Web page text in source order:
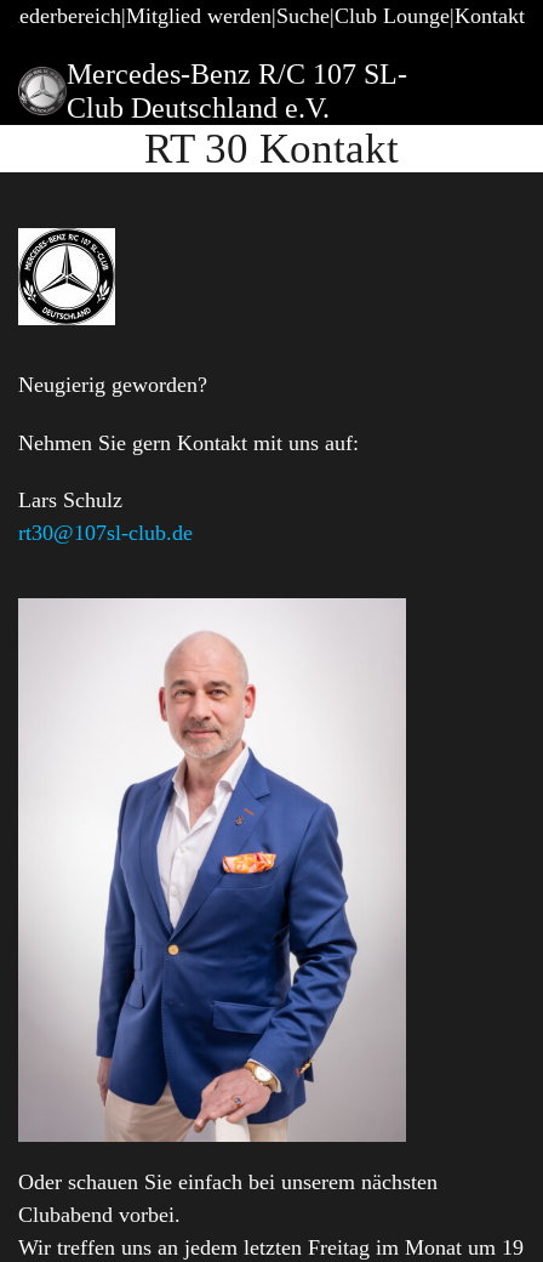
Mitglied werden Suche Club Lounge Kontakt
Mercedes-Benz R/C 107 SL-
Club Deutschland e.V.
RT 30 Kontakt
Neugierig geworden?
Nehmen Sie gern Kontakt mit uns auf:
Lars Schulz
rt30@107sl-club.de
Oder schauen Sie einfach bei unserem nächsten
Clubabend vorbei.
Wir treffen uns an jedem letzten Freitag im Monat um 19